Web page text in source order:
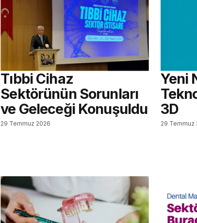
Tıbbi Cihaz
Sektörünün Sorunları
ve Geleceği Konuşuldu
29 Temmuz 2026
Yeni
3D
29 Temmuz